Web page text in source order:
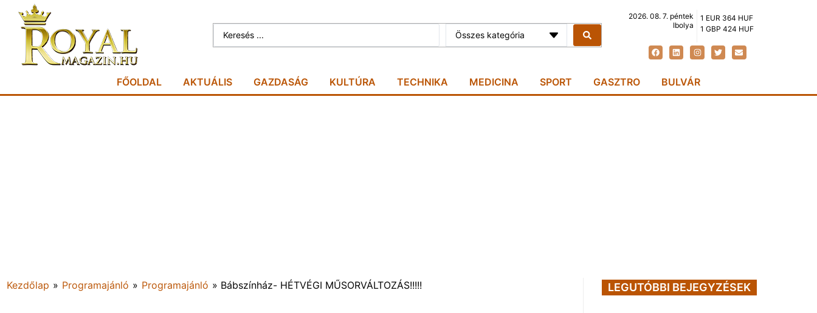
Összes kategória
2026. 08. 7. péntek
Ibolya
1 EUR 364 HUF
1 GBP 424 HUF
FŐOLDAL AKTUÁLIS GAZDASÁG KULTÚRA TECHNIKA MEDICINA SPORT GASZTRO BULVÁR
Kezdőlap » Programajánló » Programajánló » Bábszínház- HÉTVÉGI MŰSORVÁLTOZÁS!!!!! LEGUTÓBBI BEJEGYZÉSEK